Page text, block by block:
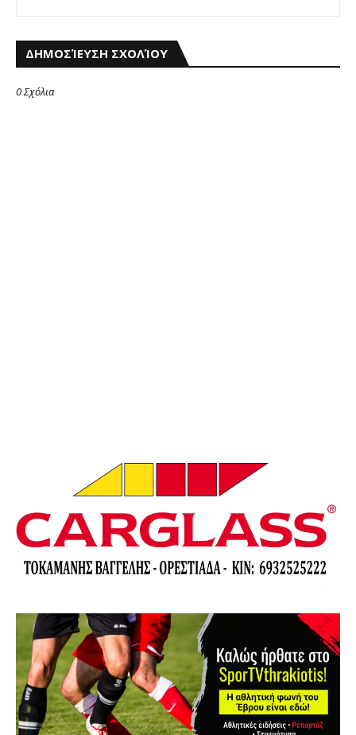
ΔΗΜΟΣΊΕΥΣΗ ΣΧΟΛΊΟΥ
0 Σχόλια